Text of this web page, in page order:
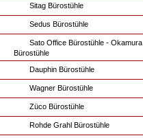
Sitag Bürostühle
Sedus Bürostühle
Sato Office Bürostühle - Okamura
Bürostühle
Dauphin Bürostühle
Wagner Bürostühle
Züco Bürostühle
Rohde Grahl Bürostühle